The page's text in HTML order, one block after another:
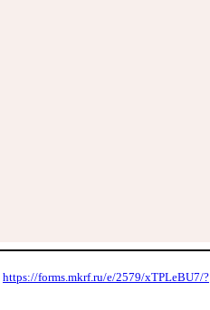
https://forms.mkrf.ru/e/2579/xTPLeBU7/?